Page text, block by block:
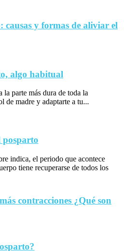
causas y formas de aliviar el
algo habitual
la parte más dura de toda la
de madre y adaptarte a tu...
posparto
indica, el periodo que acontece
tiene recuperarse de todos los
contracciones ¿Qué son